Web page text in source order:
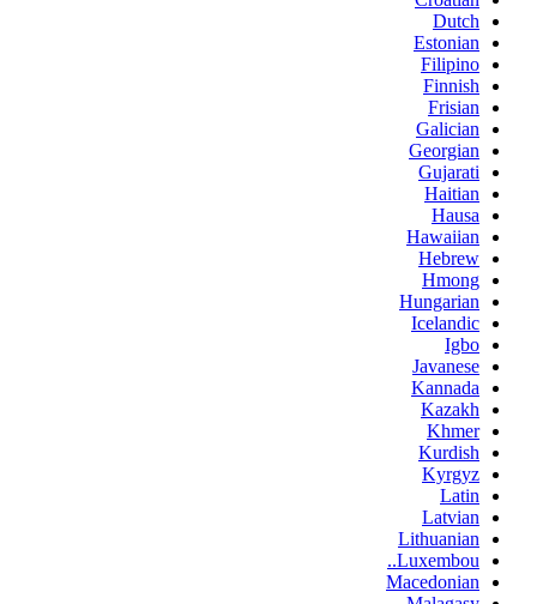
Dutch
Estonian
Filipino
Finnish
Frisian
Galician
Georgian
Gujarati
Haitian
Hausa
Hawaiian
Hebrew
Hmong
Hungarian
Icelandic
Igbo
Javanese
Kannada
Kazakh
Khmer
Kurdish
Kyrgyz
Latin
Latvian
Lithuanian
Luxembou..
Macedonian